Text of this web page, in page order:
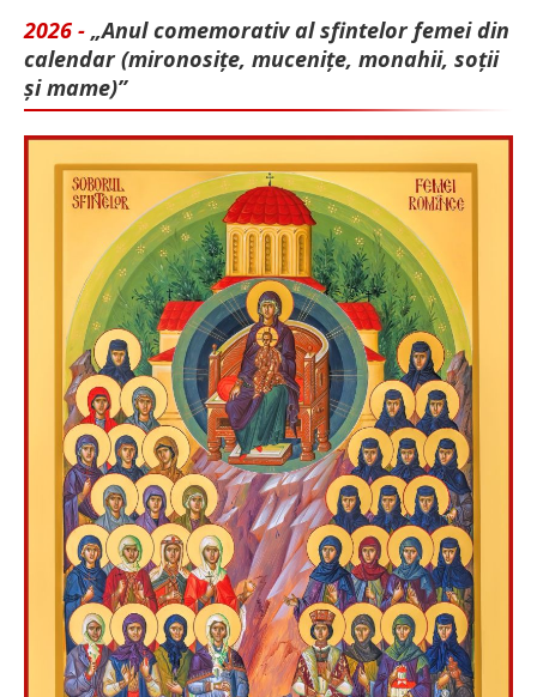
2026 - „Anul comemorativ al sfintelor femei din
calendar (mironosițe, mu­cenițe, monahii, soții
și mame)”